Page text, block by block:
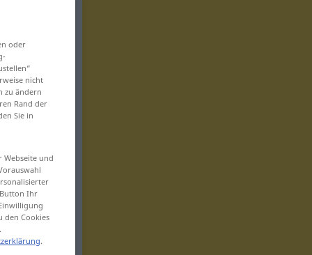
oder
nicht
zu ändern
Rand der
Sie in
und
Ihr
den Cookies
.